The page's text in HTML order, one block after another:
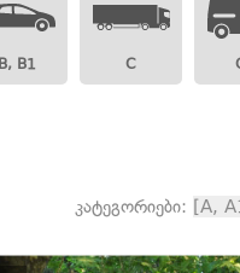
B, B1 C
კატეგორიები: [A,